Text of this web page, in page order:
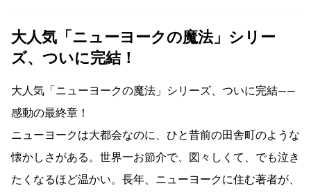
大人気「ニューヨークの魔法」シリー
ズ、ついに完結！
大人気「ニューヨークの魔法」シリーズ、ついに完結――
感動の最終章！
ニューヨークは大都会なのに、ひと昔前の田舎町のような
懐かしさがある。世界一お節介で、図々しくて、でも泣き
たくなるほど温かい。長年、ニューヨークに住む著者が、